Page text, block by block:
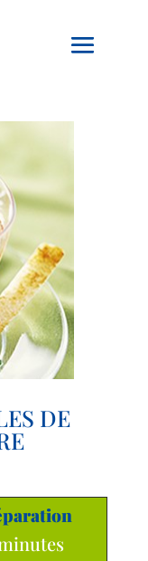
DE